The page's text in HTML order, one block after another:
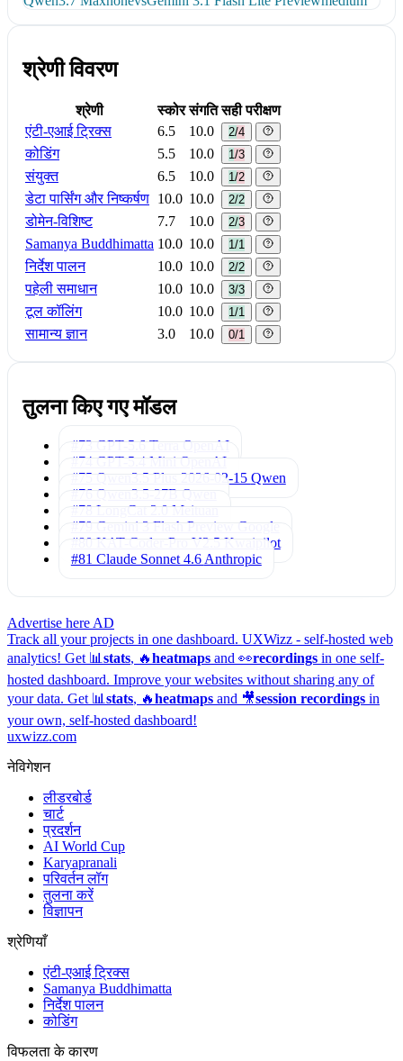
श्रेणी विवरण
श्रेणी स्कोर संगति सही परीक्षण
एंटी-एआई ट्रिक्स
6.5 10.0 2/4
कोडिंग 5.5 10.0 1/3
संयुक्त 6.5 10.0 1/2
डेटा पार्सिंग और निष्कर्षण 10.0 10.0 2/2
डोमेन-विशिष्ट 7.7 10.0 2/3
Samanya Buddhimatta 10.0 10.0 1/1
निर्देश पालन 10.0 10.0 2/2
पहेली समाधान 10.0 10.0 3/3
टूल कॉलिंग 10.0 10.0 1/1
सामान्य ज्ञान 3.0 10.0 0/1
तुलना किए गए मॉडल
#73 GPT-5.6 Terra
OpenAI
#74 GPT-5.4 Mini OpenAI
#75 Qwen3.5 Plus 2026-02-15 Qwen
#76 Qwen3.5-27B Qwen
#78 LongCat 2.0 Meituan
#79 Gemini 3 Flash Preview
Google
#80 KAT-Coder-Pro V2.5 Kwaipilot
#81 Claude Sonnet 4.6 Anthropic
Advertise here AD
Track all your projects in one dashboard. UXWizz - self-hosted web
analytics! Get 📊 stats, 🔥heatmaps and 👀recordings in one self-
hosted dashboard. Improve your websites without sharing any of
your data. Get 📊 stats, 🔥heatmaps and 🎥session recordings in
your own, self-hosted dashboard!
uxwizz.com
नेविगेशन
लीडरबोर्ड
चार्ट
प्रदर्शन
AI World Cup
Karyapranali
परिवर्तन लॉग
तुलना करें
विज्ञापन
श्रेणियाँ
एंटी-एआई ट्रिक्स
Samanya Buddhimatta
निर्देश पालन
कोडिंग
विफलता के कारण